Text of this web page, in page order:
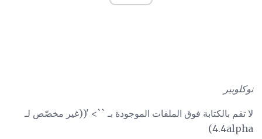
نوكلوبير
لا تقم بالكتابة فوق الملفات الموجودة بـ ``> '((غير مخصّص لـ
4.4alpha)